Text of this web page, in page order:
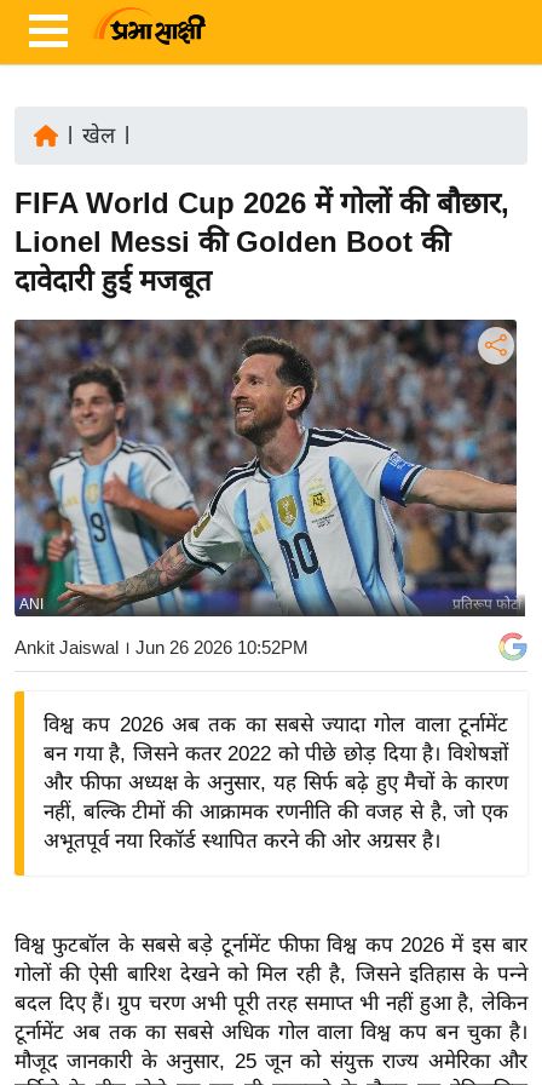
ज़ा
ख
र
रा
ष्ट्री
य
अं
त
र्रा
ष्ट्री
य
बि
ज़
ने
द्यो
वि
शे
ष
ज्ञ
रा
खेल|
FIFA World Cup 2026 में गोलों की बौछार,
Lionel Messi की Golden Boot की
दावेदारी हुई मजबूत
प्रतिरूप फोटो
ANI
Ankit Jaiswal । Jun 26 2026 10:52PM
विश्व कप 2026 अब तक का सबसे ज्यादा गोल वाला टूर्नामेंट
बन गया है, जिसने कतर 2022 को पीछे छोड़ दिया है। विशेषज्ञों
और फीफा अध्यक्ष के अनुसार, यह सिर्फ बढ़े हुए मैचों के कारण
नहीं, बल्कि टीमों की आक्रामक रणनीति की वजह से है, जो एक
अभूतपूर्व नया रिकॉर्ड स्थापित करने की ओर अग्रसर है।
विश्व फुटबॉल के सबसे बड़े टूर्नामेंट फीफा विश्व कप 2026 में इस बार
गोलों की ऐसी बारिश देखने को मिल रही है, जिसने इतिहास के पन्ने
बदल दिए हैं। ग्रुप चरण अभी पूरी तरह समाप्त भी नहीं हुआ है, लेकिन
टूर्नामेंट अब तक का सबसे अधिक गोल वाला विश्व कप बन चुका है।
मौजूद जानकारी के अनुसार, 25 जून को संयुक्त राज्य अमेरिका और